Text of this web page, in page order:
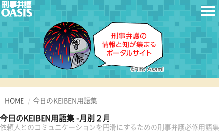
HOME 今日のKEIBEN用語集
今日のKEIBEN用語集 -月別２月
依頼人とのコミュニケーションを円滑にするための刑事弁護必修用語集